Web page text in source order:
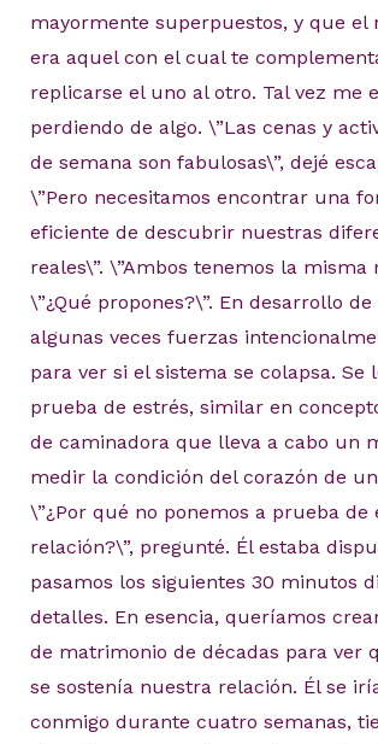
mayormente superpuestos, y que el
era aquel con el cual te
replicarse el uno al otro. Tal vez me
perdiendo de algo. \”Las cenas y
de semana son fabulosas\”, dejé
\”Pero necesitamos encontrar una
eficiente de descubrir nuestras
reales\”. \”Ambos tenemos la misma
\”¿Qué propones?\”. En desarrollo
algunas veces fuerzas
para ver si el sistema se colapsa. Se
prueba de estrés, similar en
de caminadora que lleva a cabo un
medir la condición del corazón de
\”¿Por qué no ponemos a prueba de
relación?\”, pregunté. Él estaba
pasamos los siguientes 30 minutos
detalles. En esencia, queríamos
de matrimonio de décadas para ver
se sostenía nuestra relación. Él se
conmigo durante cuatro semanas,